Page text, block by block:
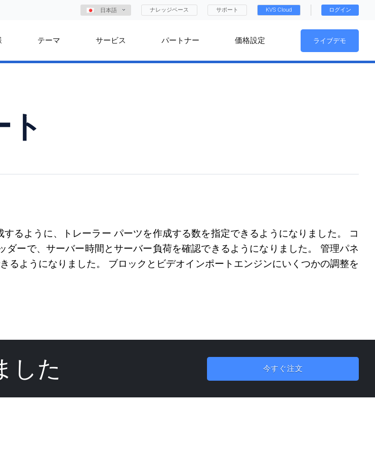
日本語 ナレッジベース サポート KVS Cloud ログイン
テーマ サービス パートナー 価格設定 ライブデモ
るように、トレーラー パーツを作成する数を指定できるようになりました。 コ
ーで、サーバー時間とサーバー負荷を確認できるようになりました。 管理パネ
るようになりました。 ブロックとビデオインポートエンジンにいくつかの調整を
した 今すぐ注文